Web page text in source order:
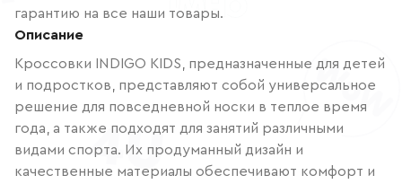
гарантию на все наши товары.
Описание
Кроссовки INDIGO KIDS, предназначенные для детей
и подростков, представляют собой универсальное
решение для повседневной носки в теплое время
года, а также подходят для занятий различными
видами спорта. Их продуманный дизайн и
качественные материалы обеспечивают комфорт и